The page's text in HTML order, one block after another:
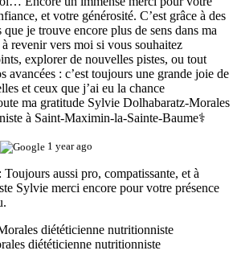
et votre générosité. C’est grâce à des
je trouve encore plus de sens dans ma
revenir vers moi si vous souhaitez
explorer de nouvelles pistes, ou tout
avancées : c’est toujours une grande joie de
et ceux que j’ai eu la chance
ma gratitude Sylvie Dolhabaratz-Morales
à Saint-Maximin-la-Sainte-Baume‍⚕️
1 year ago
Toujours aussi pro, compatissante, et à
Sylvie merci encore pour votre présence
diététicienne nutritionniste